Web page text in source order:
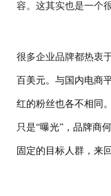
容。这其实也是一个
很多企业品牌都热衷
百美元。与国内电商
红的粉丝也各不相同
只是“曝光”，品牌商
固定的目标人群，来